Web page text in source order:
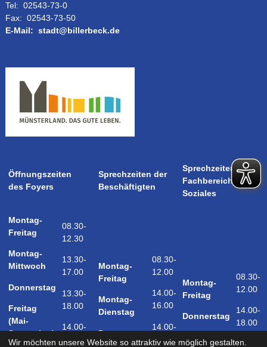
Tel: 02543-73-0
Fax: 02543-73-50
E-Mail: stadt@billerbeck.de
Öffnungszeiten
des Foyers
Sprechzeiten der
Beschäftigten
Sprechzeiten
Fachbereich
Soziales
Montag-
Freitag
Montag-
Mittwoch
Donnerstag
Freitag
(Mai-
September)
08.30-
12.30
13.30-
17.00
13.30-
18.00
14.00-
17.00
Montag-
Freitag
Montag-
Dienstag
Donnerstag
08.30-
12.00
14.00-
16.00
14.00-
18.00
Montag-
Freitag
Donnerstag
08.30-
12.00
14.00-
18.00
Wir möchten unsere Website so attraktiv wie möglich gestalten.